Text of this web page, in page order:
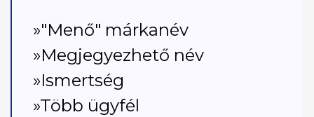
»"Menő" márkanév
»Megjegyezhető név
»Ismertség
»Több ügyfél